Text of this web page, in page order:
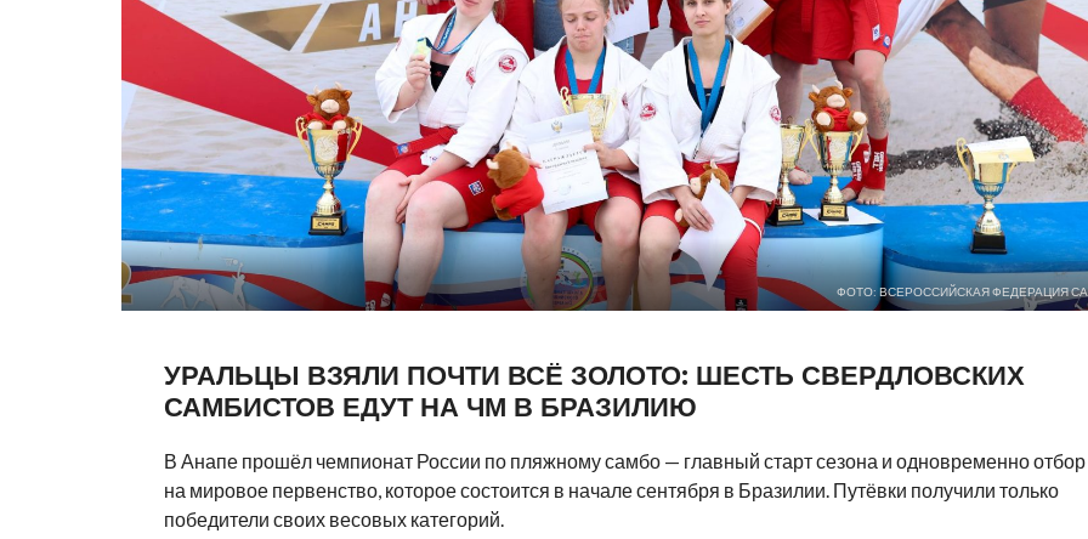
ФОТО: ВСЕРОССИЙСКАЯ ФЕДЕРАЦИЯ
УРАЛЬЦЫ ВЗЯЛИ ПОЧТИ ВСЁ ЗОЛОТО: ШЕСТЬ СВЕРДЛОВСКИХ
САМБИСТОВ ЕДУТ НА ЧМ В БРАЗИЛИЮ
В Анапе прошёл чемпионат России по пляжному самбо — главный старт сезона и одновременно отбор
на мировое первенство, которое состоится в начале сентября в Бразилии. Путёвки получили только
победители своих весовых категорий.